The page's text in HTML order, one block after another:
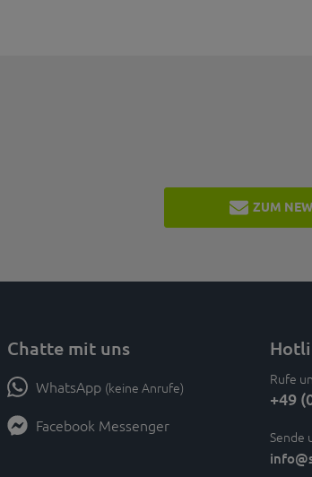
ZUM
Chatte mit uns
WhatsApp (keine Anrufe)
Facebook Messenger
Rufe
+49
Sende
info